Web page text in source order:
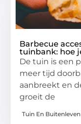
Barbecue
tuinbank: hoe
De tuin is een
meer tijd
aanbreekt en
groeit de
Tuin En Buitenleven